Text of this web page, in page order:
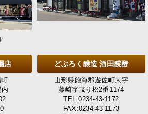
店 どぶろく醸造 酒田醗酵
山形県飽海郡遊佐町大字
藤崎字茂り松2番1174
TEL:0234-43-1172
FAX:0234-43-1173